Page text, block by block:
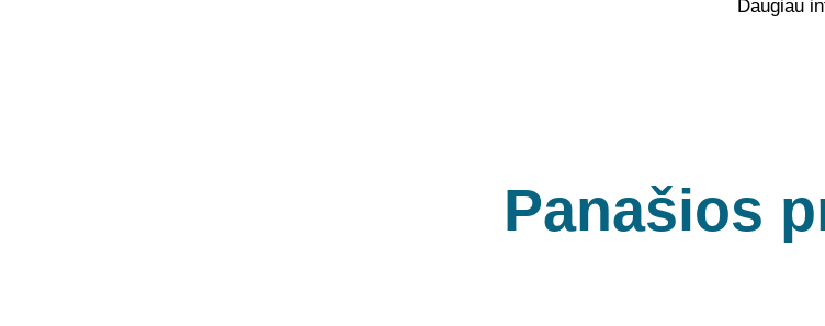
Daugiau
Panašios